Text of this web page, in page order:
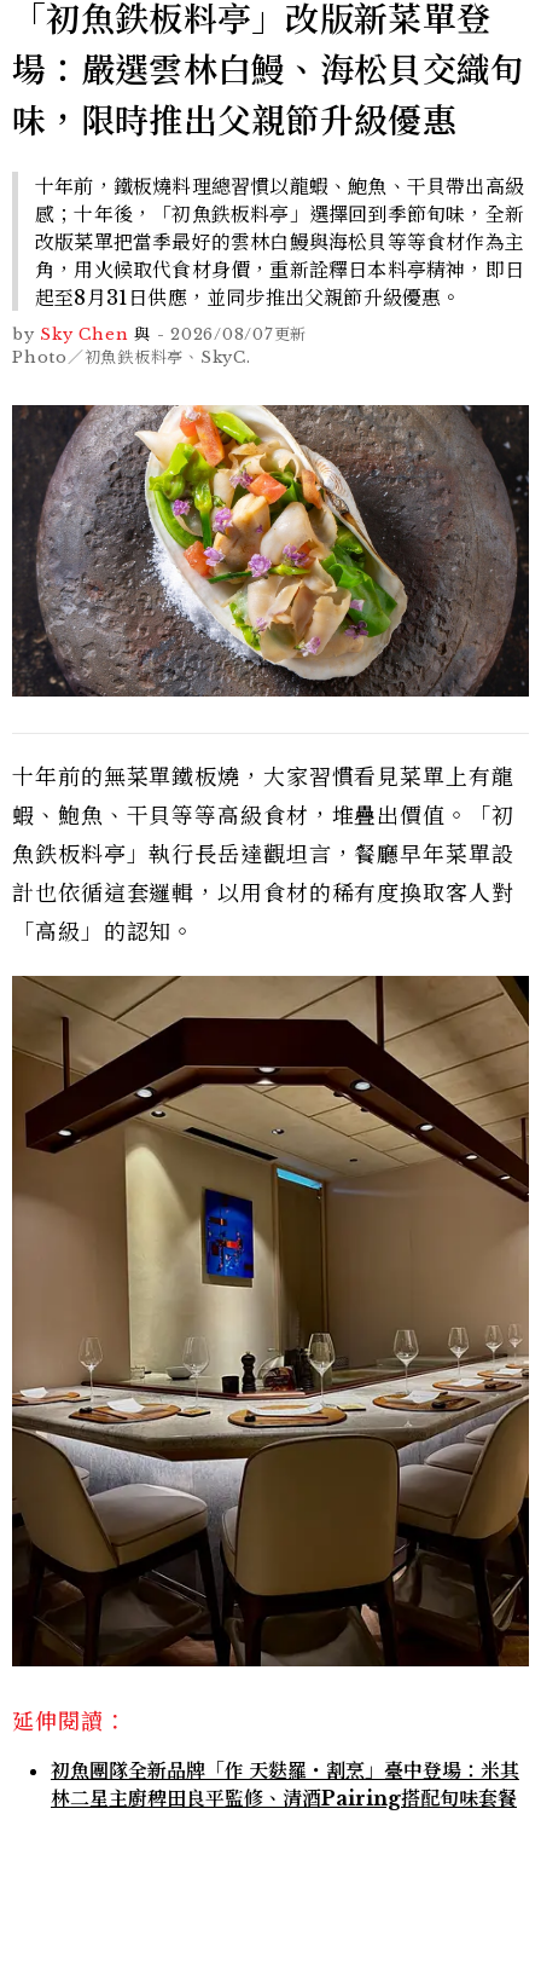
「初魚鉄板料亭」改版新菜單登
場：嚴選雲林白鰻、海松貝交織旬
味，限時推出父親節升級優惠
十年前，鐵板燒料理總習慣以龍蝦、鮑魚、干貝帶出高級
感；十年後，「初魚鉄板料亭」選擇回到季節旬味，全新
改版菜單把當季最好的雲林白鰻與海松貝等等食材作為主
角，用火候取代食材身價，重新詮釋日本料亭精神，即日
起至8月31日供應，並同步推出父親節升級優惠。
by Sky Chen 與 - 2026/08/07更新
Photo／初魚鉄板料亭、SkyC.
十年前的無菜單鐵板燒，大家習慣看見菜單上有龍
蝦、鮑魚、干貝等等高級食材，堆疊出價值。「初
魚鉄板料亭」執行長岳達觀坦言，餐廳早年菜單設
計也依循這套邏輯，以用食材的稀有度換取客人對
「高級」的認知。
延伸閱讀：
初魚團隊全新品牌「作 天麩羅・割烹」臺中登場：米其
林二星主廚稗田良平監修、清酒Pairing搭配旬味套餐